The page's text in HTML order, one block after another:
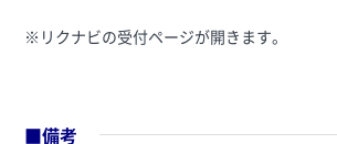
※リクナビの受付ページが開きます。
■備考